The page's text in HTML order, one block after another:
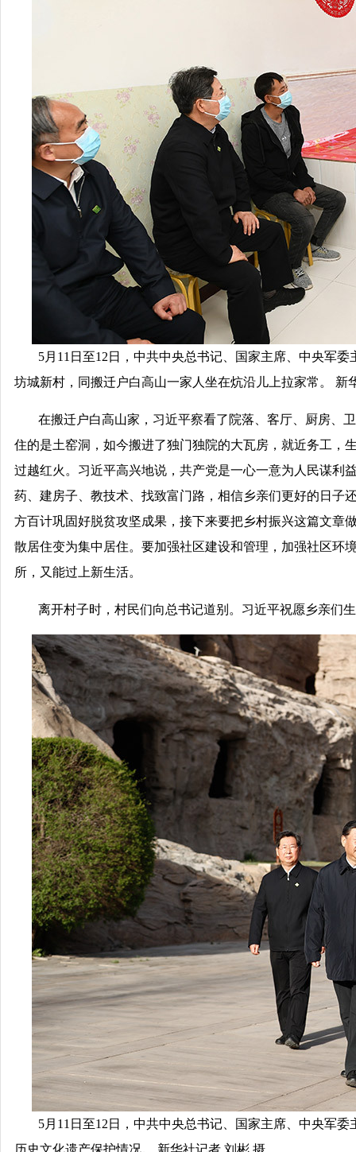
5月11日至12日，中共中央总书记、国家主席、中央军
坊城新村，同搬迁户白高山一家人坐在炕沿儿上拉家常。 新
在搬迁户白高山家，习近平察看了院落、客厅、厨房、
住的是土窑洞，如今搬进了独门独院的大瓦房，就近务工，
过越红火。习近平高兴地说，共产党是一心一意为人民谋利
药、建房子、教技术、找致富门路，相信乡亲们更好的日子
方百计巩固好脱贫攻坚成果，接下来要把乡村振兴这篇文章
散居住变为集中居住。要加强社区建设和管理，加强社区环
所，又能过上新生活。
离开村子时，村民们向总书记道别。习近平祝愿乡亲们
5月11日至12日，中共中央总书记、国家主席、中央军
历史文化遗产保护情况。 新华社记者 刘彬 摄